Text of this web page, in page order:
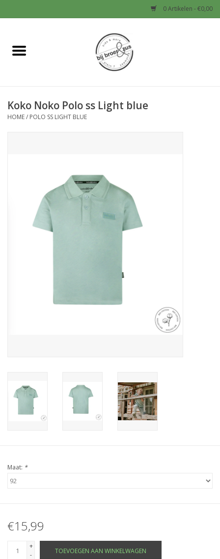
0 Artikelen - €0,00
Home
Baby
Schoenen en Tassen
Koko Noko Polo ss Light blue
HOME/ POLO SS LIGHT BLUE
Maat: *
€15,99
+
-
TOEVOEGEN AAN WINKELWAGEN